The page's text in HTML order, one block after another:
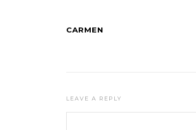
CARMEN
LEAVE A REPLY